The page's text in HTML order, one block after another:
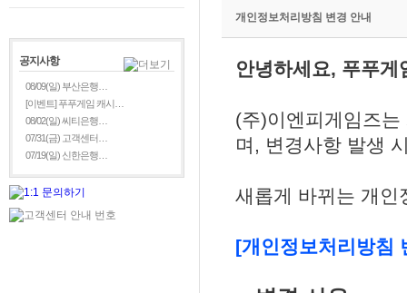
공지사항
08/09(일) 부산은행…
[이벤트] 푸푸게임 캐시…
08/02(일) 씨티은행…
07/31(금) 고객센터…
07/19(일) 신한은행…
개인정보처리방침 변경 안내
안녕하세요, 푸푸게
(주)이엔피게임즈
며, 변경사항 발생
새롭게 바뀌는 개인
[개인정보처리방침